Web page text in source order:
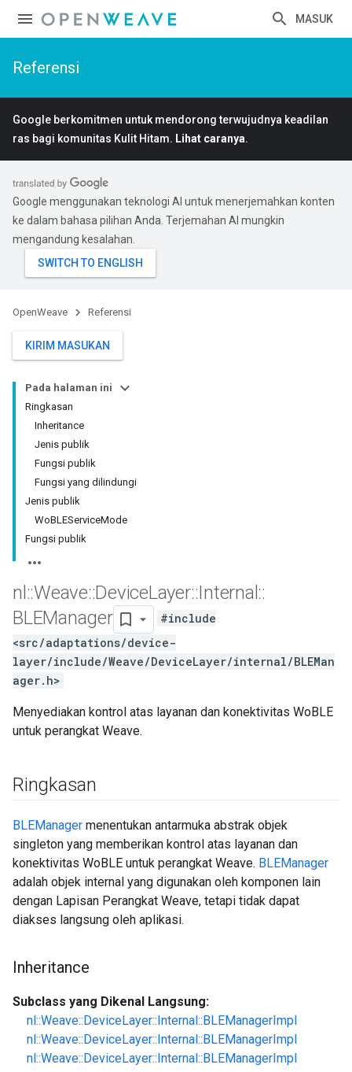
MASUK
Referensi
Google berkomitmen untuk mendorong terwujudnya keadilan
ras bagi komunitas Kulit Hitam. Lihat caranya.
Google menggunakan teknologi AI untuk menerjemahkan konten
ke dalam bahasa pilihan Anda. Terjemahan AI mungkin
mengandung kesalahan.
OpenWeave Referensi
KIRIM MASUKAN
Pada halaman ini
Ringkasan
Inheritance
Jenis publik
Fungsi publik
Fungsi yang dilindungi
Jenis publik
WoBLEServiceMode
Fungsi publik
nl ::Weave::DeviceLayer::Internal ::
BLEManager
#include
<src/adaptations/device-
layer/include/Weave/DeviceLayer/internal/BLEMan
ager.h>
Menyediakan kontrol atas layanan dan konektivitas WoBLE
untuk perangkat Weave.
Ringkasan
BLEManager menentukan antarmuka abstrak objek
singleton yang memberikan kontrol atas layanan dan
konektivitas WoBLE untuk perangkat Weave. BLEManager
adalah objek internal yang digunakan oleh komponen lain
dengan Lapisan Perangkat Weave, tetapi tidak dapat
diakses langsung oleh aplikasi.
Inheritance
Subclass yang Dikenal Langsung:
nl::Weave::DeviceLayer::Internal::BLEManagerImpl
nl::Weave::DeviceLayer::Internal::BLEManagerImpl
nl::Weave::DeviceLayer::Internal::BLEManagerImpl